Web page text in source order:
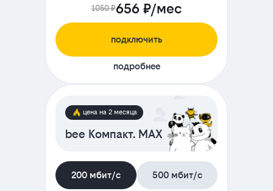
1050 ₽656 ₽/мес
подключить
подробнее
цена на 2 месяца
bee Компакт. MAX
200 мбит/с 500 мбит/с